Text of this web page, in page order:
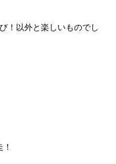
！以外と楽しいものでし